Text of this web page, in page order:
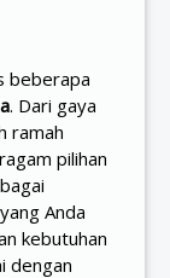
beberapa
. Dari gaya
ramah
pilihan
Anda
kebutuhan
dengan